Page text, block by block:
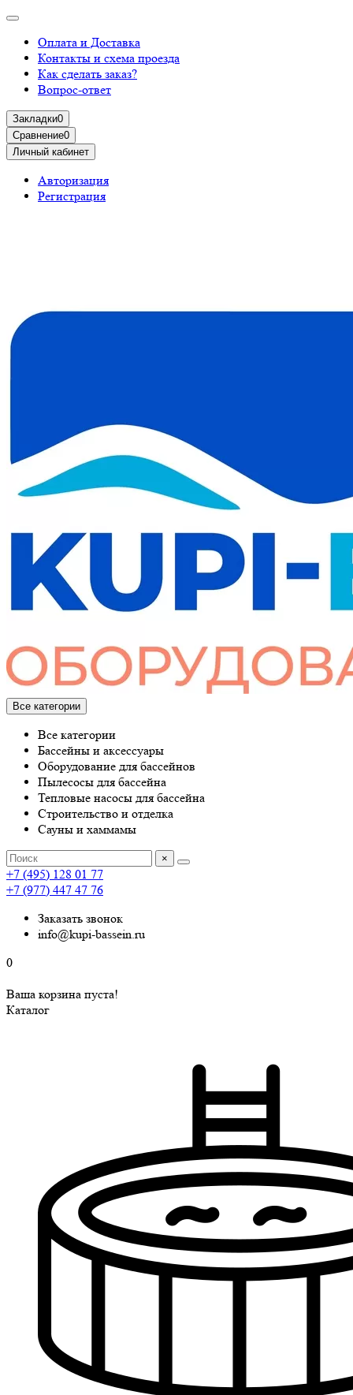
Оплата и Доставка
Контакты и схема проезда
Как сделать заказ?
Вопрос-ответ
Закладки0
Сравнение0
Личный кабинет
Авторизация
Регистрация
Все категории
Все категории
Бассейны и аксессуары
Оборудование для бассейнов
Пылесосы для бассейна
Тепловые насосы для бассейна
Строительство и отделка
Сауны и хаммамы
×
+7 (495) 128 01 77
+7 (977) 447 47 76
Заказать звонок
info@kupi-bassein.ru
0
Ваша корзина пуста!
Каталог